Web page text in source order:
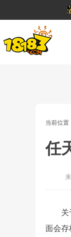
当前位置
任
关
面会